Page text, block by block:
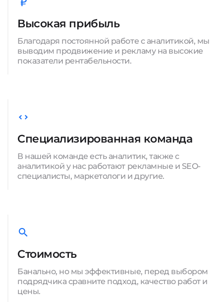
Высокая прибыль
Благодаря постоянной работе с аналитикой, мы
выводим продвижение и рекламу на высокие
показатели рентабельности.
Специализированная команда
В нашей команде есть аналитик, также с
аналитикой у нас работают рекламные и SEO-
специалисты, маркетологи и другие.
Стоимость
Банально, но мы эффективные, перед выбором
подрядчика сравните подход, качество работ и
цены.